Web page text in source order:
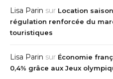
Lisa Parin sur Location
régulation renforcée du
touristiques
Lisa Parin sur Économie
0,4% grâce aux Jeux